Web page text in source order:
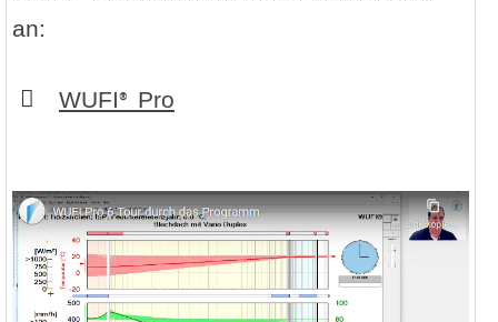
an:
WUFI® Pro